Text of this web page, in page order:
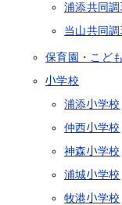
浦添共同
当山共同
保育園・こど
小学校
浦添小学校
仲西小学校
神森小学校
浦城小学校
牧港小学校